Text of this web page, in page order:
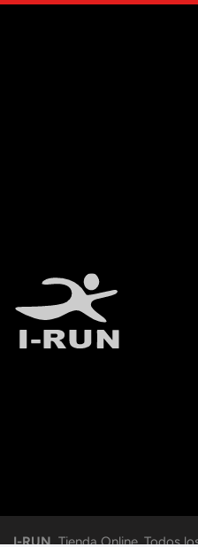
I-RUN.Tienda Online. Todos